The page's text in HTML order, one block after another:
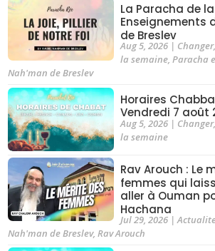
La Paracha de
Enseignements
de Breslev
Aug 5, 2026| Changer,
la semaine, Paracha
Nah'man de Breslev
Horaires
Vendredi 7 août
Aug 5, 2026| Changer,
la semaine
Rav Arouch : Le
femmes qui
aller à Ouman
Hachana
Jul 29, 2026|
Nah'man de Breslev,Rav Arouch